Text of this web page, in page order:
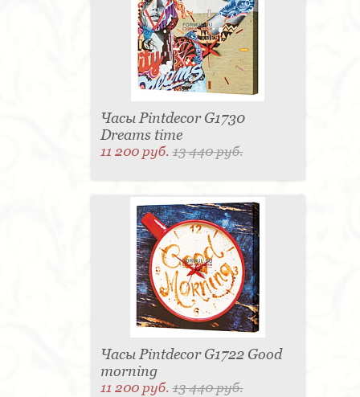
Часы Pintdecor G1730
Dreams time
11 200 руб.13 440 руб.
Часы Pintdecor G1722 Good
morning
11 200 руб.13 440 руб.